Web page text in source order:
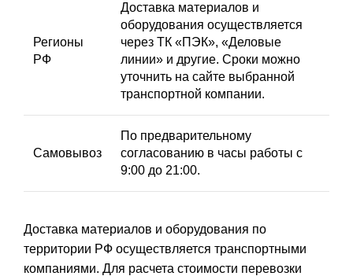
Регионы
РФ
Доставка материалов и
оборудования осуществляется
через ТК «ПЭК», «Деловые
линии» и другие. Сроки можно
уточнить на сайте выбранной
транспортной компании.
Самовывоз
По предварительному
согласованию в часы работы с
9:00 до 21:00.
Доставка материалов и оборудования по
территории РФ осуществляется транспортными
компаниями. Для расчета стоимости перевозки